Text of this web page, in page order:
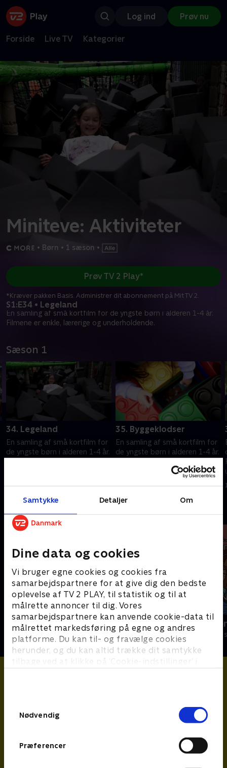
Samtykke Detaljer Om
Dine data og cookies
Vi bruger egne cookies og cookies fra
samarbejdspartnere for at give dig den bedste
oplevelse af TV 2 PLAY, til statistik og til at
målrette annoncer til dig. Vores
samarbejdspartnere kan anvende cookie-data til
målrettet markedsføring på egne og andres
platforme. Du kan til- og fravælge cookies
herunder, og du kan altid trække dit samtykke
tilbage ved at klikke på ’Cookie-indstillinger’ i
Nødvendig
Præferencer
Log ind Prøv nu
Forside Live TV Kategorier
Miniteve: Aktiviteter
• Børn • 1 sæson •
S1:E34 • Legeland
En samling af små kortfilm for de yngste børn i alderen 1-4 år.
Filmene er enkle, lærerige og underholdende.
Prøv TV 2 Play*
*Kræver pakken Basis. Administrer dit abonnement på Mit TV 2.
Sæson 1
34. Legeland
En samling af små kortfilm for
de yngste børn i alderen 1-4 år.
14. februar 2024 • 2 min
35. Byggeklodser
En samling af små kortfilm for
de yngste børn i alderen 1-4 år.
14. februar 2024 • 2 min
Andre så også
Palles far
Børneserier • 1 sæsoner
Sunes
Børneserier • 1